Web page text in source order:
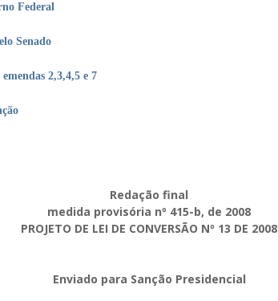
Federal
Senado
2,3,4,5 e 7
Redação final
medida provisória nº 415-b, de 2008
PROJETO DE LEI DE CONVERSÃO Nº 13 DE 2008
Enviado para Sanção Presidencial